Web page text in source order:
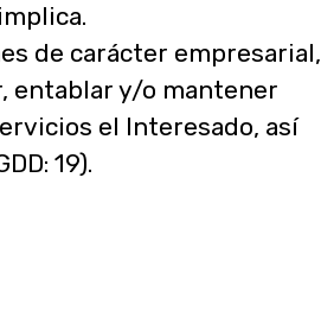
de carácter empresarial,
entablar y/o mantener
el Interesado, así
19).